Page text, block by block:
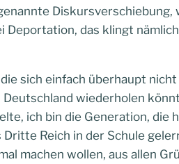
Diskursverschiebung,
das klingt
sich einfach überhaupt
wiederholen
ich bin die Generation, die
Reich in der Schule
machen wollen, aus allen